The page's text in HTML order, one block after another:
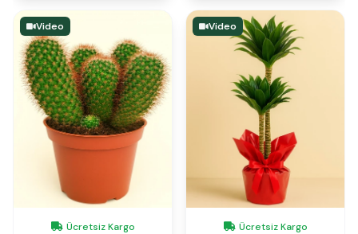
Video
Ücretsiz Kargo
Video
Ücretsiz Kargo